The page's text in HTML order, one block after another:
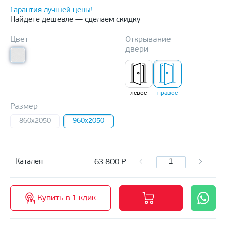
Гарантия лучшей цены!
Найдете дешевле — сделаем скидку
Цвет
Открывание
двери
левое правое
Размер
860x2050 960x2050
Каталея 63 800 Р
Купить в 1 клик